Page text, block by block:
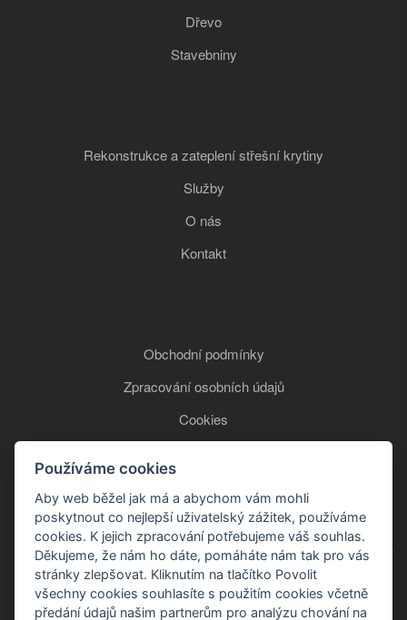
Dřevo
Stavebniny
Rekonstrukce a zateplení střešní krytiny
Služby
O nás
Kontakt
Obchodní podmínky
Zpracování osobních údajů
Cookies
+420 777 850 465
Používáme cookies
Aby web běžel jak má a abychom vám mohli
poskytnout co nejlepší uživatelský zážitek, používáme
cookies. K jejich zpracování potřebujeme váš souhlas.
Děkujeme, že nám ho dáte, pomáháte nám tak pro vás
stránky zlepšovat. Kliknutím na tlačítko Povolit
všechny cookies souhlasíte s použitím cookies včetně
předání údajů našim partnerům pro analýzu chování na